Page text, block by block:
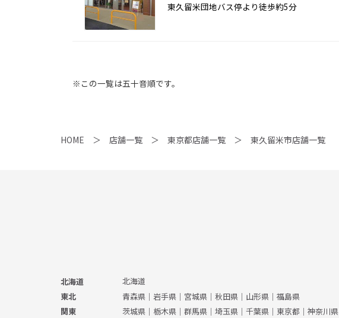
東久留米団地バス停より徒歩約5分
※この一覧は五十音順です。
HOME 店舗一覧 東京都店舗一覧 東久留米市店舗一覧
北海道
北海道
東北
青森県 ｜ 岩手県 ｜ 宮城県 ｜ 秋田県 ｜ 山形県 ｜ 福島県
関東
茨城県 ｜ 栃木県 ｜ 群馬県 ｜ 埼玉県 ｜ 千葉県 ｜ 東京都 ｜ 神奈川県